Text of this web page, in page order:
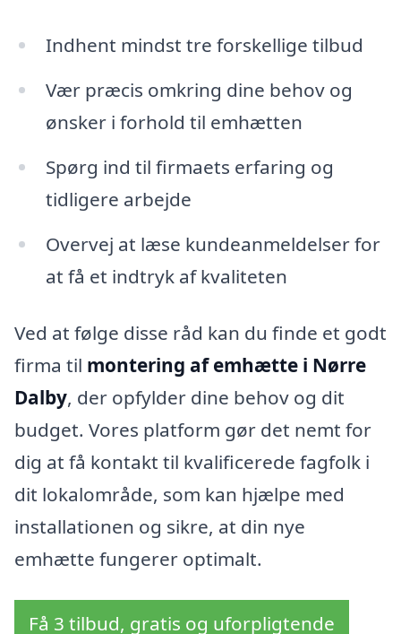
Indhent mindst tre forskellige tilbud
Vær præcis omkring dine behov og
ønsker i forhold til emhætten
Spørg ind til firmaets erfaring og
tidligere arbejde
Overvej at læse kundeanmeldelser for
at få et indtryk af kvaliteten
Ved at følge disse råd kan du finde et godt
firma til montering af emhætte i Nørre
Dalby, der opfylder dine behov og dit
budget. Vores platform gør det nemt for
dig at få kontakt til kvalificerede fagfolk i
dit lokalområde, som kan hjælpe med
installationen og sikre, at din nye
emhætte fungerer optimalt.
Få 3 tilbud, gratis og uforpligtende